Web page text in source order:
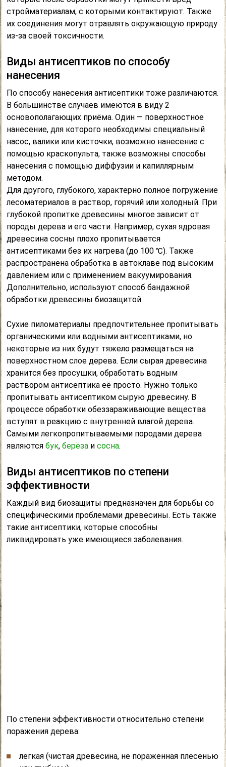
стройматериалам, с которыми контактируют. Также
их соединения могут отравлять окружающую природу
из-за своей токсичности.
Виды антисептиков по способу
нанесения
По способу нанесения антисептики тоже различаются.
В большинстве случаев имеются в виду 2
основополагающих приёма. Один — поверхностное
нанесение, для которого необходимы специальный
насос, валики или кисточки, возможно нанесение с
помощью краскопульта, также возможны способы
нанесения с помощью диффузии и капиллярным
методом.
Для другого, глубокого, характерно полное погружение
лесоматериалов в раствор, горячий или холодный. При
глубокой пропитке древесины многое зависит от
породы дерева и его части. Например, сухая ядровая
древесина сосны плохо пропитывается
антисептиками без их нагрева (до 100 ℃). Также
распространена обработка в автоклаве под высоким
давлением или с применением вакуумирования.
Дополнительно, используют способ бандажной
обработки древесины биозащитой.
Cухие пиломатериалы предпочтительнее пропитывать
органическими или водными антисептиками, но
некоторые из них будут тяжело размещаться на
поверхностном слое дерева. Если сырая древесина
хранится без просушки, обработать водным
раствором антисептика её просто. Нужно только
пропитывать антисептиком сырую древесину. В
процессе обработки обеззараживающие вещества
вступят в реакцию с внутренней влагой дерева.
Самыми легкопропитываемыми породами дерева
являютсябук,берёза исосна.
Виды антисептиков по степени
эффективности
Каждый вид биозащиты предназначен для борьбы со
специфическими проблемами древесины. Есть также
такие антисептики, которые способны
ликвидировать уже имеющиеся заболевания.
По степени эффективности относительно степени
поражения дерева:
легкая (чистая древесина, не пораженная плесенью